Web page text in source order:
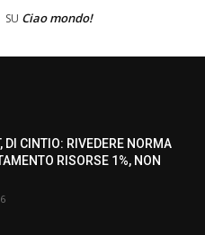
SU Ciao mondo!
DI CINTIO: RIVEDERE NORMA
RISORSE 1%, NON